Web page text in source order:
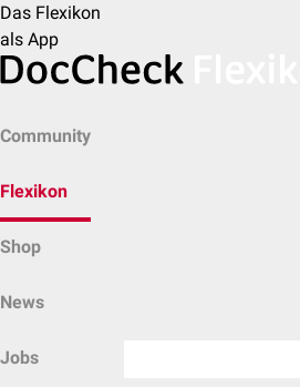
Das Flexikon
als App
Community
Flexikon
Shop
News
Jobs